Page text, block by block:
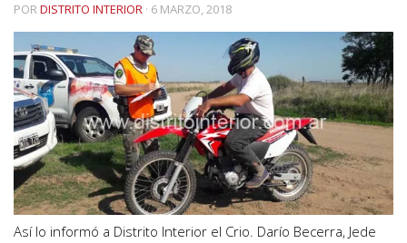
PORDISTRITO INTERIOR · 6 MARZO, 2018
Así lo informó a Distrito Interior el Crio. Darío Becerra, Jede